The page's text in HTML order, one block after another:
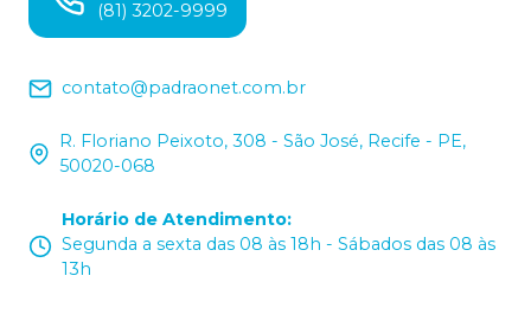
(81) 3202-9999
contato@padraonet.com.br
R. Floriano Peixoto, 308 - São José, Recife - PE,
50020-068
Horário de Atendimento:
Segunda a sexta das 08 às 18h - Sábados das 08 às
13h